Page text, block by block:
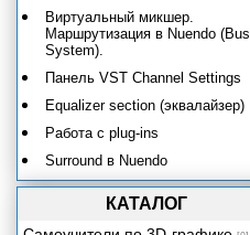
Виртуальный микшер.
Маршрутизация в Nuendo (Bus
System).
Панель VST Channel Settings
Equalizer section (эквалайзер)
Работа с plug-ins
Surround в Nuendo
Автоматизация в Nuendo
КАТАЛОГ